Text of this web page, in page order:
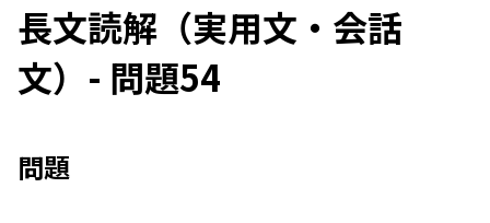
長文読解（実用文・会話
文）- 問題54
問題